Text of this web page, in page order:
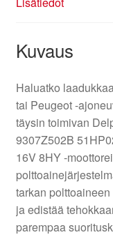
Kuvaus
Haluatko
tai Peugeot -
täysin toimivan
9307Z502B
16V 8HY -
tarkan
ja edistää
parempaa